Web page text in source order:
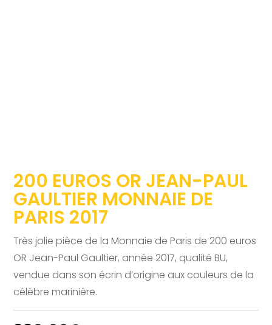
200 EUROS OR JEAN-PAUL
GAULTIER MONNAIE DE
PARIS 2017
Très jolie pièce de la Monnaie de Paris de 200 euros
OR Jean-Paul Gaultier, année 2017, qualité BU,
vendue dans son écrin d’origine aux couleurs de la
célèbre marinière.